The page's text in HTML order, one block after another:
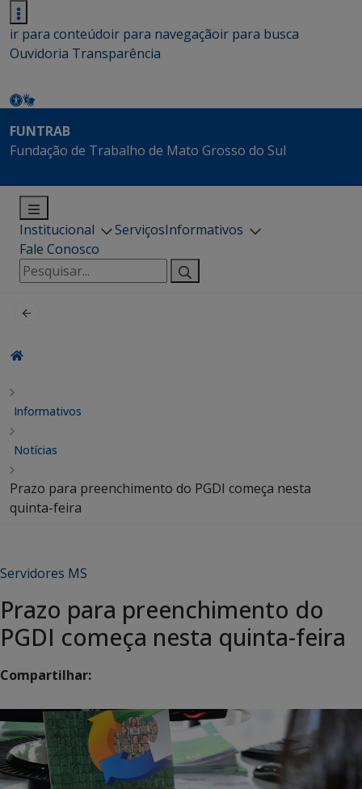
ir para conteúdoir para navegaçãoir para busca
Ouvidoria Transparência
FUNTRAB
Fundação de Trabalho de Mato Grosso do Sul
Institucional ServiçosInformativos
Fale Conosco
Pesquisar
por:
Informativos
Notícias
Prazo para preenchimento do PGDI começa nesta
quinta-feira
Servidores MS
Prazo para preenchimento do
PGDI começa nesta quinta-feira
Compartilhar: